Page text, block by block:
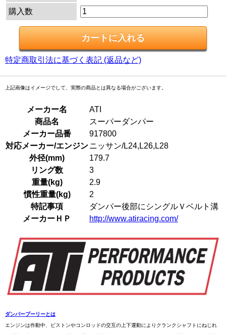
購入数
特定商取引法に基づく表記 (返品など)
上記画像はイメージでして、実際の商品とは異なる場合がございます。
メーカー名
ATI
商品名
スーパーダンパー
メーカー品番
917800
対応メーカー/エンジンニッサン/L24,L26,L28
外径(mm)
179.7
リング数
3
重量(kg)
2.9
慣性重量(kg)
2
特記事項
ダンパー後部にシングルＶベルト溝
メーカーＨＰ
http://www.atiracing.com/
ダンパープーリーとは
エンジンは作動中、ピストンやコンロッドの交互の上下運動によりクランクシャフトにねじれ